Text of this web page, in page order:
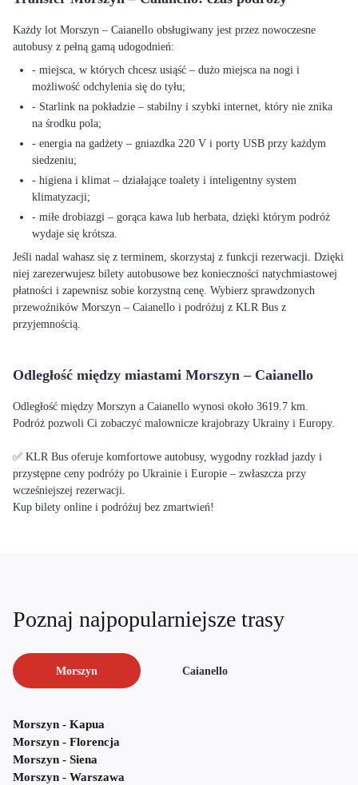
Każdy lot Morszyn – Caianello obsługiwany jest przez nowoczesne
autobusy z pełną gamą udogodnień:
- miejsca, w których chcesz usiąść – dużo miejsca na nogi i
możliwość odchylenia się do tyłu;
- Starlink na pokładzie – stabilny i szybki internet, który nie znika
na środku pola;
- energia na gadżety – gniazdka 220 V i porty USB przy każdym
siedzeniu;
- higiena i klimat – działające toalety i inteligentny system
klimatyzacji;
- miłe drobiazgi – gorąca kawa lub herbata, dzięki którym podróż
wydaje się krótsza.
Jeśli nadal wahasz się z terminem, skorzystaj z funkcji rezerwacji. Dzięki
niej zarezerwujesz bilety autobusowe bez konieczności natychmiastowej
płatności i zapewnisz sobie korzystną cenę. Wybierz sprawdzonych
przewoźników Morszyn – Caianello i podróżuj z KLR Bus z
przyjemnością.
Odległość między miastami Morszyn – Caianello
Odległość między Morszyn a Caianello wynosi około 3619.7 km.
Podróż pozwoli Ci zobaczyć malownicze krajobrazy Ukrainy i Europy.
✅ KLR Bus oferuje komfortowe autobusy, wygodny rozkład jazdy i
przystępne ceny podróży po Ukrainie i Europie – zwłaszcza przy
wcześniejszej rezerwacji.
Kup bilety online i podróżuj bez zmartwień!
Poznaj najpopularniejsze trasy
Morszyn Caianello
Morszyn - Kapua
Morszyn - Florencja
Morszyn - Siena
Morszyn - Warszawa